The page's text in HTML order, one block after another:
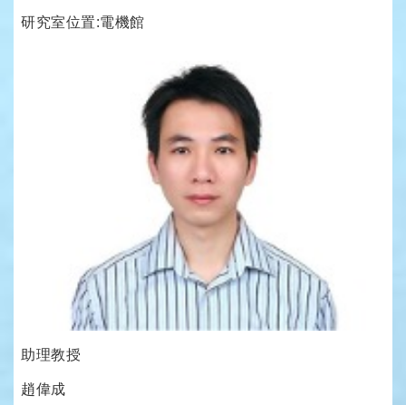
研究室位置:電機館
助理教授
趙偉成